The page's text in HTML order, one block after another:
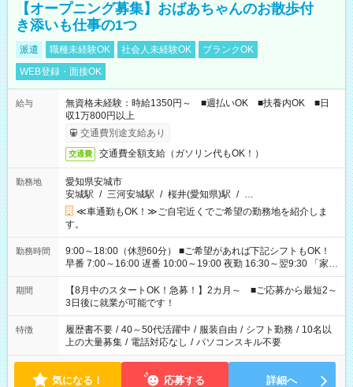
【オープニング募集】おばあちゃんのお散歩付
き添いも仕事の1つ
派遣 職種未経験OK 社会人未経験OK
ブランクOK
WEB登録・面接OK
給与
無資格未経験：時給1350円～ ■週払いOK ■扶養内OK ■日
収1万800円以上
交通費別途支給あり
交通費 交通費全額支給（ガソリン代もOK！）
勤務地
愛知県安城市
安城駅 / 三河安城駅 / 桜井(愛知県)駅 / …
≪車通勤もOK！≫ご自宅近くでご希望の勤務地を紹介しま
す。
勤務時間
9:00～18:00（休憩60分） ■ご希望があれば下記シフトもOK！
早番 7:00～16:00 遅番 10:00～19:00 夜勤 16:30～翌9:30 「家族
と休みを合わせたい」 「余裕を持って夕飯の準備がしたい」
「できれば残業はしたくない」 など、ご希望を教えてください
ね。 ※Wワーク希望の方へ 今ご覧のお仕事で希望する勤務時間
と、もう1つのお仕事の勤務時間。 合計で週40時間を超える場
合は応募できません。
期間
【8月中のスタートOK！急募！】2カ月～ ■ご応募から最短2～
3日後に就業が可能です！
特徴 履歴書不要 / 40～50代活躍中 / 服装自由 / シフト勤務 / 10名以
上の大量募集 / 電話対応なし / パソコンスキル不要
気になる！ 応募する 詳細へ